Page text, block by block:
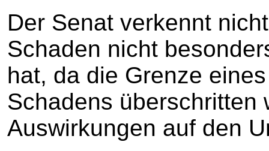
Der Senat verkennt
Schaden nicht
hat, da die Grenze
Schadens überschritten
Auswirkungen auf den